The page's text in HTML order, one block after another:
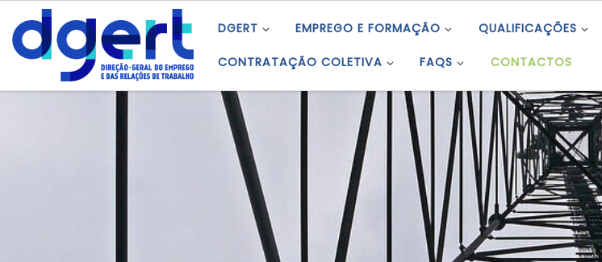
Skip to content DGERT EMPREGO E FORMAÇÃO QUALIFICAÇÕES
CONTRATAÇÃO COLETIVA FAQS CONTACTOS